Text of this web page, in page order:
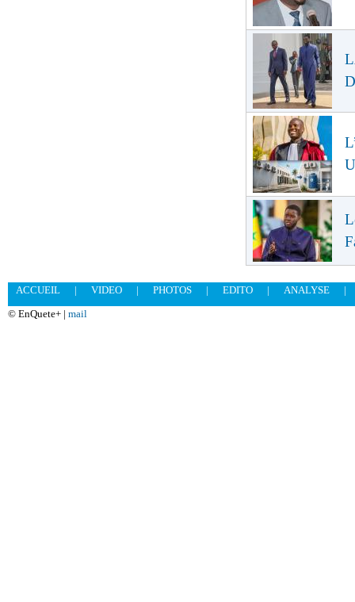
ACCUEIL | VIDEO | PHOTOS | EDITO | ANALYSE
|
© EnQuete+ | mail